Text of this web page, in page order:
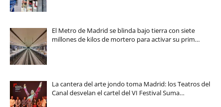
El Metro de Madrid se blinda bajo tierra con siete
millones de kilos de mortero para activar su prim…
La cantera del arte jondo toma Madrid: los Teatros del
Canal desvelan el cartel del VI Festival Suma…